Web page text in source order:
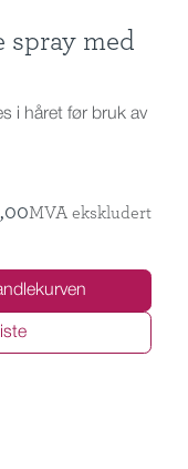
spray med
i håret før bruk av
MVA ekskludert